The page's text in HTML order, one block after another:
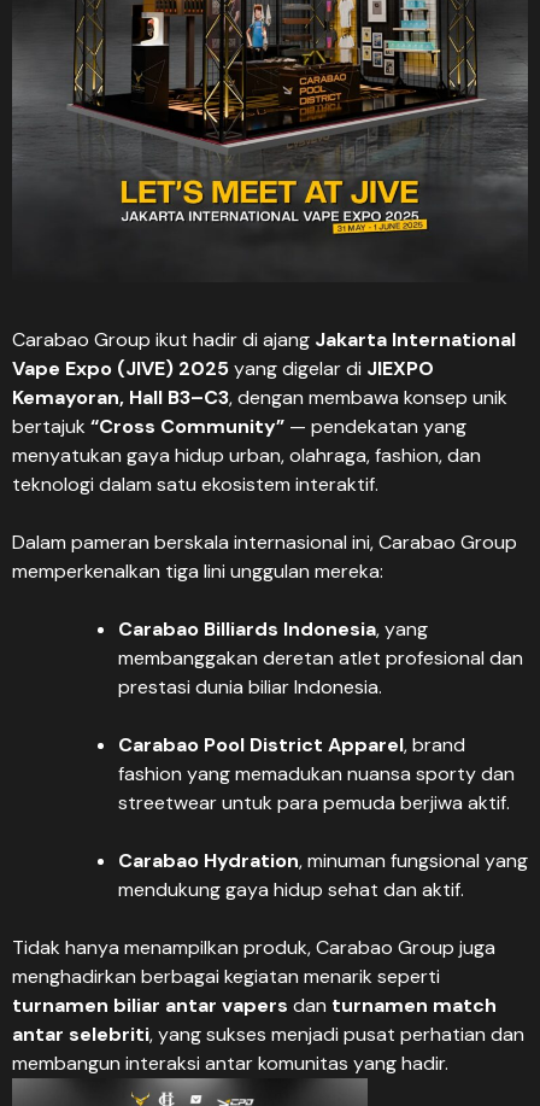
Carabao Group ikut hadir di ajang Jakarta International
Vape Expo (JIVE) 2025yang digelar di JIEXPO
Kemayoran, Hall B3–C3, dengan membawa konsep unik
bertajuk “Cross Community” — pendekatan yang
menyatukan gaya hidup urban, olahraga, fashion, dan
teknologi dalam satu ekosistem interaktif.
Dalam pameran berskala internasional ini, Carabao Group
memperkenalkan tiga lini unggulan mereka:
Carabao Billiards Indonesia, yang
membanggakan deretan atlet profesional dan
prestasi dunia biliar Indonesia.
Carabao Pool District Apparel, brand
fashion yang memadukan nuansa sporty dan
streetwear untuk para pemuda berjiwa aktif.
Carabao Hydration, minuman fungsional yang
mendukung gaya hidup sehat dan aktif.
Tidak hanya menampilkan produk, Carabao Group juga
menghadirkan berbagai kegiatan menarik seperti
turnamen biliar antar vapers dan turnamen match
antar selebriti, yang sukses menjadi pusat perhatian dan
membangun interaksi antar komunitas yang hadir.